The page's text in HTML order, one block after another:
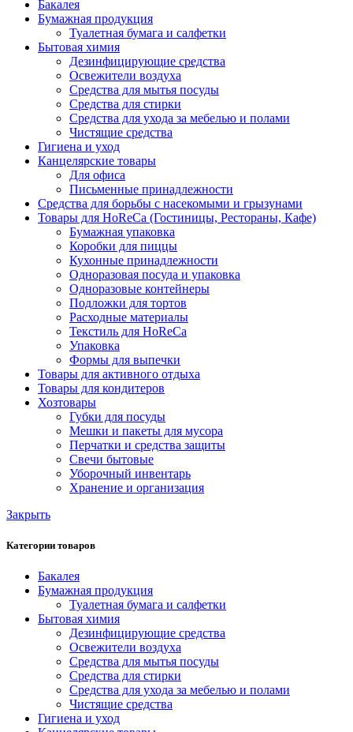
Бакалея
Бумажная продукция
Туалетная бумага и салфетки
Бытовая химия
Дезинфицирующие средства
Освежители воздуха
Средства для мытья посуды
Средства для стирки
Средства для ухода за мебелью и полами
Чистящие средства
Гигиена и уход
Канцелярские товары
Для офиса
Письменные принадлежности
Средства для борьбы с насекомыми и грызунами
Товары для HoReCa (Гостиницы, Рестораны, Кафе)
Бумажная упаковка
Коробки для пиццы
Кухонные принадлежности
Одноразовая посуда и упаковка
Одноразовые контейнеры
Подложки для тортов
Расходные материалы
Текстиль для HoReCa
Упаковка
Формы для выпечки
Товары для активного отдыха
Товары для кондитеров
Хозтовары
Губки для посуды
Мешки и пакеты для мусора
Перчатки и средства защиты
Свечи бытовые
Уборочный инвентарь
Хранение и организация
Закрыть
Категории товаров
Бакалея
Бумажная продукция
Туалетная бумага и салфетки
Бытовая химия
Дезинфицирующие средства
Освежители воздуха
Средства для мытья посуды
Средства для стирки
Средства для ухода за мебелью и полами
Чистящие средства
Гигиена и уход